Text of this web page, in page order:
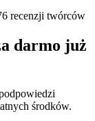
recenzji twórców
darmo już
środków.